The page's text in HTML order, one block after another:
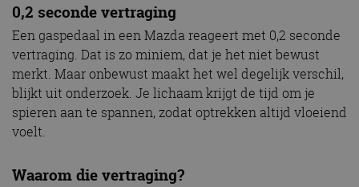
0,2 seconde vertraging
Een gaspedaal in een Mazda reageert met 0,2 seconde
vertraging. Dat is zo miniem, dat je het niet bewust
merkt. Maar onbewust maakt het wel degelijk verschil,
blijkt uit onderzoek. Je lichaam krijgt de tijd om je
spieren aan te spannen, zodat optrekken altijd vloeiend
voelt.
Waarom die vertraging?